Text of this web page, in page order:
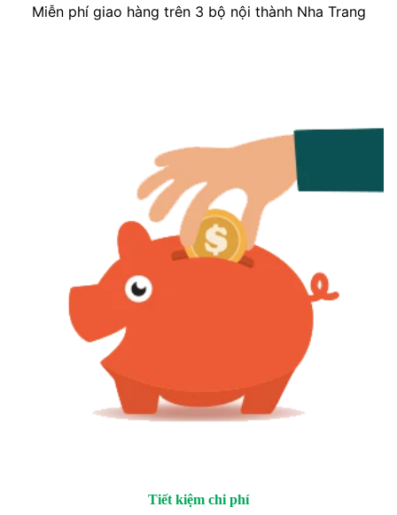
Miễn phí giao hàng trên 3 bộ nội thành Nha Trang
Tiết kiệm chi phí